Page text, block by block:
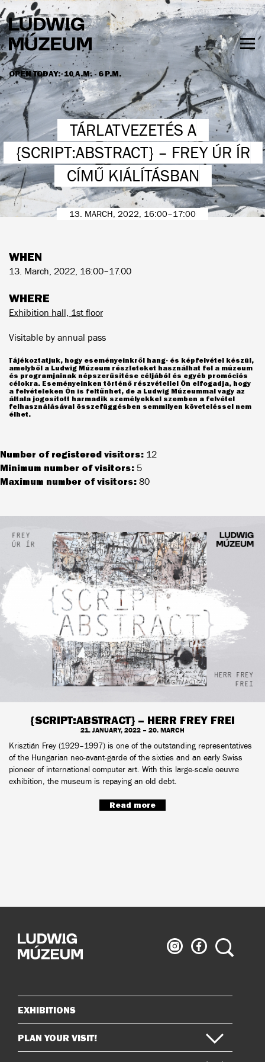
Skip
to
main
content
OPEN TODAY: 10 A.M. - 6 P.M.
HOURS & ADMISSION
TÁRLATVEZETÉS A
{SCRIPT:ABSTRACT} – FREY ÚR ÍR
CÍMŰ KIÁLÍTÁSBAN
13. MARCH, 2022, 16:00–17:00
WHEN
13. March, 2022, 16:00–17.00
WHERE
Exhibition hall, 1st floor
Visitable by annual pass
Tájékoztatjuk, hogy eseményeinkről hang- és képfelvétel készül,
amelyből a Ludwig Múzeum részleteket használhat fel a múzeum
és programjainak népszerűsítése céljából és egyéb promóciós
célokra. Eseményeinken történő részvétellel Ön elfogadja, hogy
a felvételeken Ön is feltűnhet, de a Ludwig Múzeummal vagy az
általa jogosított harmadik személyekkel szemben a felvétel
felhasználásával összefüggésben semmilyen követeléssel nem
élhet.
Number of registered visitors: 12
Minimum number of visitors: 5
Maximum number of visitors: 80
{SCRIPT:ABSTRACT} – HERR FREY FREI
21. JANUARY, 2022 – 20. MARCH
Krisztián Frey (1929–1997) is one of the outstanding representatives
of the Hungarian neo-avant-garde of the sixties and an early Swiss
pioneer of international computer art. With this large-scale oeuvre
exhibition, the museum is repaying an old debt.
Read more
Ludwig
Museum
Ludwig
Museum
Search
Sitemap
EXHIBITIONS
PLAN YOUR VISIT!